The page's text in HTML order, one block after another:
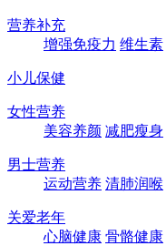
营养补充
增强免疫力 维生素
小儿保健
女性营养
美容养颜 减肥瘦身
男士营养
运动营养 清肺润喉
关爱老年
心脑健康 骨骼健康